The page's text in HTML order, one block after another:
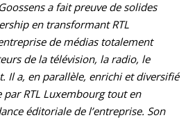
a fait preuve de solides
en transformant RTL
de médias totalement
de la télévision, la radio, le
Il a, en parallèle, enrichi et diversifié
par RTL Luxembourg tout en
éditoriale de l’entreprise. Son